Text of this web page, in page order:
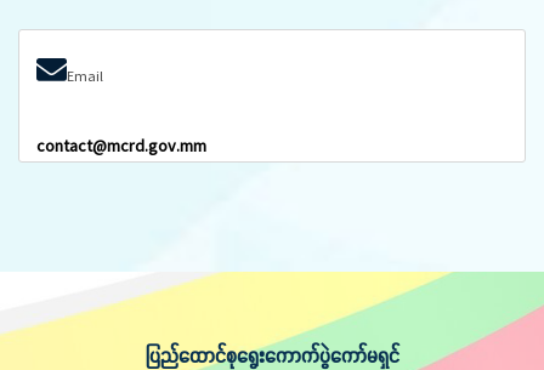
Email
contact@mcrd.gov.mm
ပြည်ထောင်စုရွေးကောက်ပွဲကော်မရှင်